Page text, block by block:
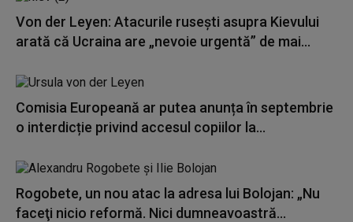
Von der Leyen: Atacurile ruseşti asupra Kievului
arată că Ucraina are „nevoie urgentă” de mai...
Comisia Europeană ar putea anunța în septembrie
o interdicție privind accesul copiilor la...
Rogobete, un nou atac la adresa lui Bolojan: „Nu
faceţi nicio reformă. Nici dumneavoastră...